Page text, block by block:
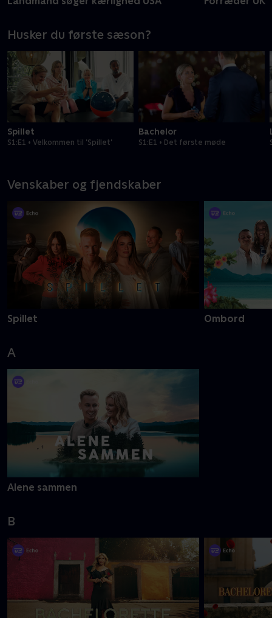
Husker du første sæson?
Spillet
S1:E1 • Velkommen til 'Spillet'
Bachelor
S1:E1 • Det første møde
Venskaber og fjendskaber
Spillet Ombord
A
Alene sammen
B